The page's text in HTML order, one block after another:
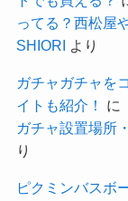
ってる？西松屋
SHIORI より
ガチャガチャを
イトも紹介！
に
ガチャ設置場所
り
ピクミンバスボ